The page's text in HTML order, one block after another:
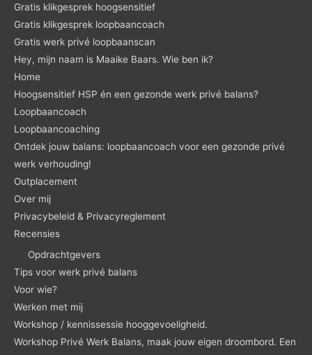
Gratis klikgesprek hoogsensitief
Gratis klikgesprek loopbaancoach
Gratis werk privé loopbaanscan
Hey, mijn naam is Maaike Baars. Wie ben ik?
Home
Hoogsensitief HSP én een gezonde werk privé balans?
Loopbaancoach
Loopbaancoaching
Ontdek jouw balans: loopbaancoach voor een gezonde privé
werk verhouding!
Outplacement
Over mij
Privacybeleid & Privacyreglement
Recensies
Opdrachtgevers
Tips voor werk privé balans
Voor wie?
Werken met mij
Workshop / kennissessie hooggevoeligheid.
Workshop Privé Werk Balans, maak jouw eigen droombord. Een